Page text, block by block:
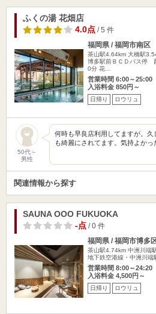
ふくの湯 花畑店
4.0点/ 5 件
福岡県 / 福岡市南区
茶山駅4.64km 大橋駅
博多駅前ＢＣＤバス停
0分 花…
営業時間 6:00～25:00
入浴料金 850円～
日帰り ロウリュ
50代～
男性
何時も早良店利用してますが。
も綺麗にされてます。気持よかっ
関連情報から探す
SAUNA OOO FUKUOKA
-点/ 0 件
福岡県 / 福岡市博多
茶山駅4.74km 中洲川端
地下鉄空港線・中洲川端
営業時間 8:00～24:20
入浴料金 4,500円～
日帰り ロウリュ